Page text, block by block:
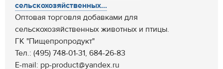
сельскохозяйственных...
Оптовая торговля добавками для
сельскохозяйственных животных и птицы.
ГК "Пищепропродукт"
Тел.: (495) 748-01-31, 684-26-83
E-mail: pp-product@yandex.ru